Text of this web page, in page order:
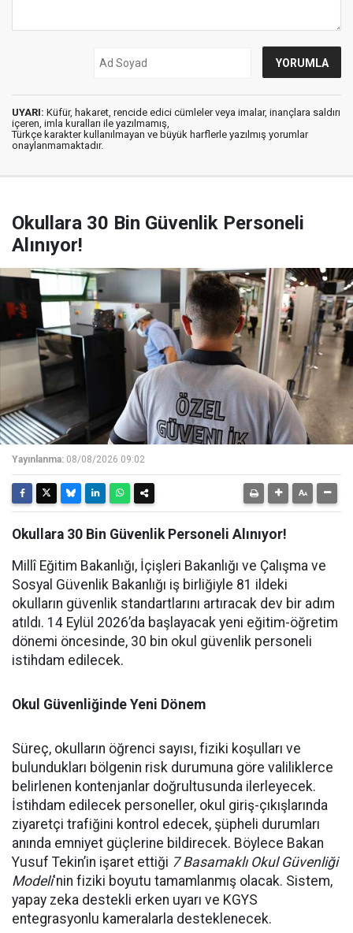
UYARI: Küfür, hakaret, rencide edici cümleler veya imalar, inançlara saldırı
içeren, imla kuralları ile yazılmamış,
Türkçe karakter kullanılmayan ve büyük harflerle yazılmış yorumlar
onaylanmamaktadır.
Okullara 30 Bin Güvenlik Personeli
Alınıyor!
Yayınlanma: 08/08/2026 09:02
Okullara 30 Bin Güvenlik Personeli Alınıyor!
Millî Eğitim Bakanlığı, İçişleri Bakanlığı ve Çalışma ve
Sosyal Güvenlik Bakanlığı iş birliğiyle 81 ildeki
okulların güvenlik standartlarını artıracak dev bir adım
atıldı. 14 Eylül 2026’da başlayacak yeni eğitim-öğretim
dönemi öncesinde, 30 bin okul güvenlik personeli
istihdam edilecek.
Okul Güvenliğinde Yeni Dönem
Süreç, okulların öğrenci sayısı, fiziki koşulları ve
bulundukları bölgenin risk durumuna göre valiliklerce
belirlenen kontenjanlar doğrultusunda ilerleyecek.
İstihdam edilecek personeller, okul giriş-çıkışlarında
ziyaretçi trafiğini kontrol edecek, şüpheli durumları
anında emniyet güçlerine bildirecek. Böylece Bakan
Yusuf Tekin’in işaret ettiği 7 Basamaklı Okul Güvenliği
Modeli'nin fiziki boyutu tamamlanmış olacak. Sistem,
yapay zeka destekli erken uyarı ve KGYS
entegrasyonlu kameralarla desteklenecek.